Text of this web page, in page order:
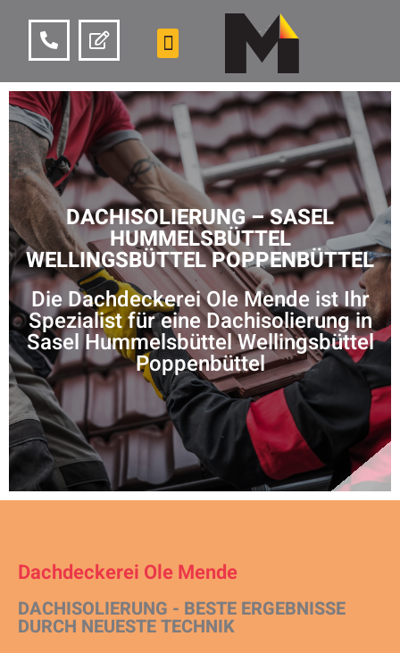
DACHISOLIERUNG – SASEL
HUMMELSBÜTTEL
WELLINGSBÜTTEL POPPENBÜTTEL
Die Dachdeckerei Ole Mende ist Ihr
Spezialist für eine Dachisolierung in
Sasel Hummelsbüttel Wellingsbüttel
Poppenbüttel
Dachdeckerei Ole Mende
DACHISOLIERUNG - BESTE ERGEBNISSE
DURCH NEUESTE TECHNIK